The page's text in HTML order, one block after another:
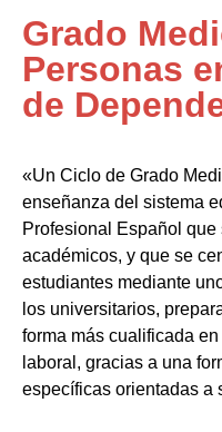
Grado
Personas
de
«Un Ciclo de Grado
enseñanza del sistema
Profesional Español
académicos, y que se
estudiantes mediante
los universitarios,
forma más cualificada
laboral, gracias a una
específicas orientadas a